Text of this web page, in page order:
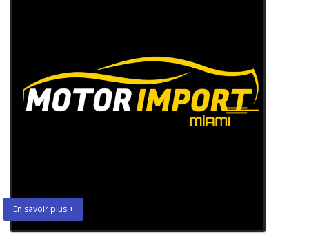
En savoir plus +